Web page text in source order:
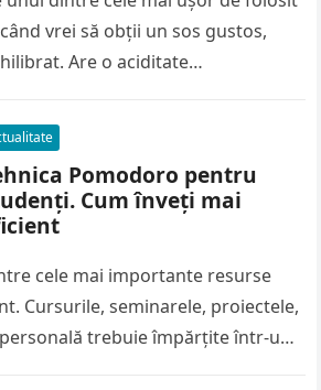
vrei să obții un sos gustos,
Are o aciditate…
Pomodoro pentru
Cum înveți mai
cele mai importante resurse
Cursurile, seminarele, proiectele,
trebuie împărțite într-un